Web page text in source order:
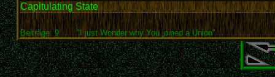
Capitulating State
Beiträge: 9 "I just Wonder why You joined a Union"